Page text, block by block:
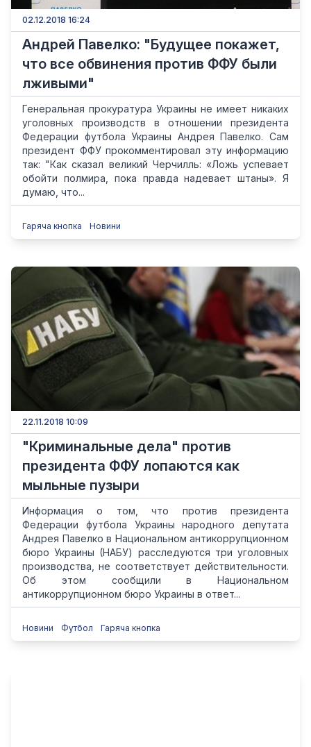
02.12.2018 16:24
Андрей Павелко: "Будущее покажет,
что все обвинения против ФФУ были
лживыми"
Генеральная прокуратура Украины не имеет никаких
уголовных производств в отношении президента
Федерации футбола Украины Андрея Павелко. Сам
президент ФФУ прокомментировал эту информацию
так: "Как сказал великий Черчилль: «Ложь успевает
обойти полмира, пока правда надевает штаны». Я
думаю, что...
Гаряча кнопка Новини
22.11.2018 10:09
"Криминальные дела" против
президента ФФУ лопаются как
мыльные пузыри
Информация о том, что против президента
Федерации футбола Украины народного депутата
Андрея Павелко в Национальном антикоррупционном
бюро Украины (НАБУ) расследуются три уголовных
производства, не соответствует действительности.
Об этом сообщили в Национальном
антикоррупционном бюро Украины в ответ...
Новини Футбол Гаряча кнопка